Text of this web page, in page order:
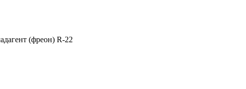
(фреон) R-22